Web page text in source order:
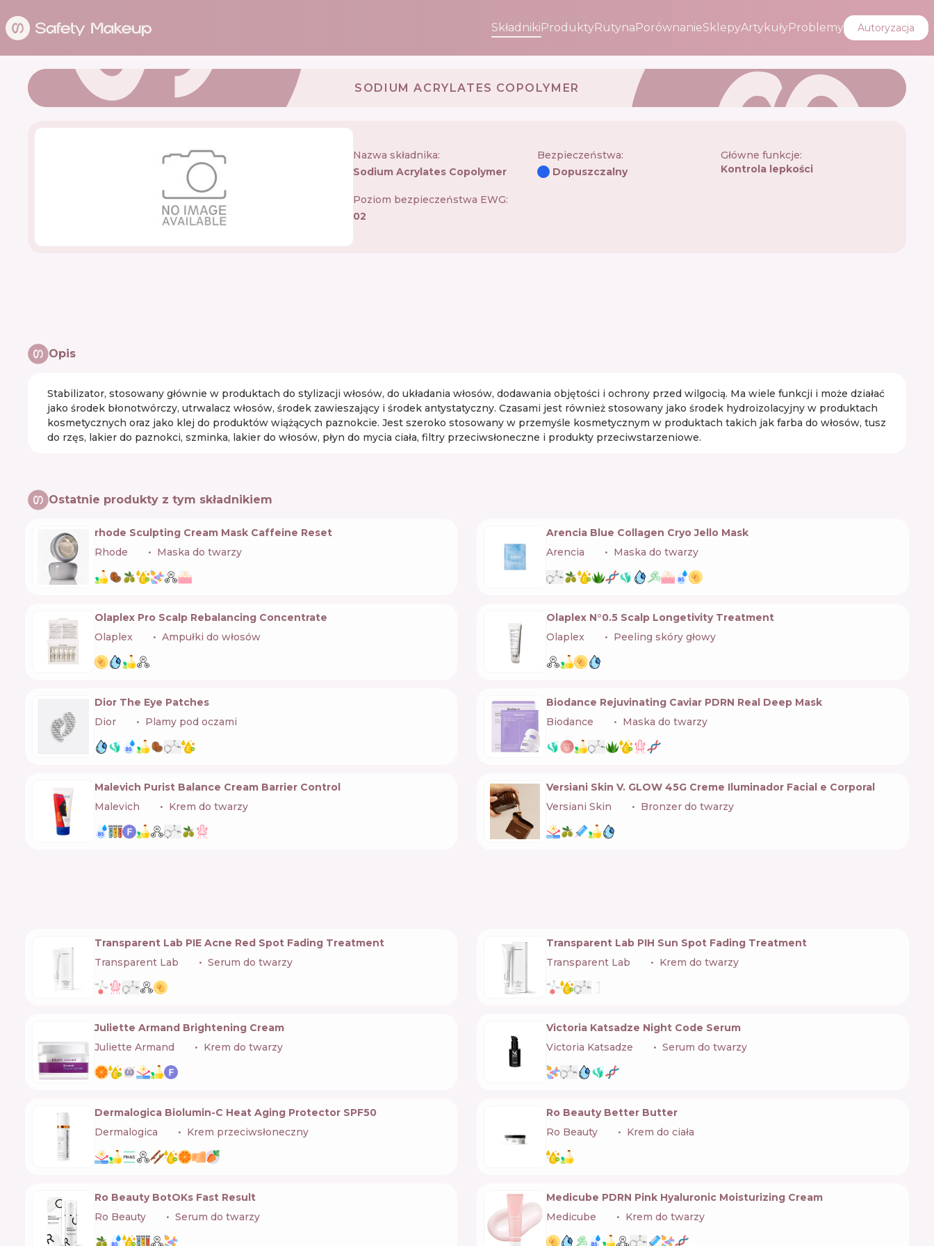
SkładnikiProduktyRutynaPorównanieSklepyArtykułyProblemy Autoryzacja
SODIUM ACRYLATES COPOLYMER
Nazwa składnika:
Sodium Acrylates Copolymer
Bezpieczeństwa:
Dopuszczalny
Główne funkcje:
Kontrola lepkości
Poziom bezpieczeństwa EWG:
02
Opis
Stabilizator, stosowany głównie w produktach do stylizacji włosów, do układania włosów, dodawania objętości i ochrony przed wilgocią. Ma wiele funkcji i może działać
jako środek błonotwórczy, utrwalacz włosów, środek zawieszający i środek antystatyczny. Czasami jest również stosowany jako środek hydroizolacyjny w produktach
kosmetycznych oraz jako klej do produktów wiążących paznokcie. Jest szeroko stosowany w przemyśle kosmetycznym w produktach takich jak farba do włosów, tusz
do rzęs, lakier do paznokci, szminka, lakier do włosów, płyn do mycia ciała, filtry przeciwsłoneczne i produkty przeciwstarzeniowe.
Ostatnie produkty z tym składnikiem
rhode Sculpting Cream Mask Caffeine Reset
Rhode
Maska do twarzy
Arencia Blue Collagen Cryo Jello Mask
Arencia
Maska do twarzy
Olaplex Pro Scalp Rebalancing Concentrate
Olaplex
Ampułki do włosów
Olaplex N°0.5 Scalp Longetivity Treatment
Olaplex
Peeling skóry głowy
Dior The Eye Patches
Dior
Plamy pod oczami
Biodance Rejuvinating Caviar PDRN Real Deep Mask
Biodance
Maska do twarzy
Malevich Purist Balance Cream Barrier Control
Malevich
Krem do twarzy
Versiani Skin V. GLOW 45G Creme Iluminador Facial e Corporal
Versiani Skin
Bronzer do twarzy
Transparent Lab PIE Acne Red Spot Fading Treatment
Transparent Lab
Serum do twarzy
Transparent Lab PIH Sun Spot Fading Treatment
Transparent Lab
Krem do twarzy
Juliette Armand Brightening Cream
Juliette Armand
Krem do twarzy
Victoria Katsadze Night Code Serum
Victoria Katsadze
Serum do twarzy
Dermalogica Biolumin-C Heat Aging Protector SPF50
Dermalogica
Krem przeciwsłoneczny
Ro Beauty Better Butter
Ro Beauty
Krem do ciała
Ro Beauty BotOKs Fast Result
Ro Beauty
Serum do twarzy
Medicube PDRN Pink Hyaluronic Moisturizing Cream
Medicube
Krem do twarzy